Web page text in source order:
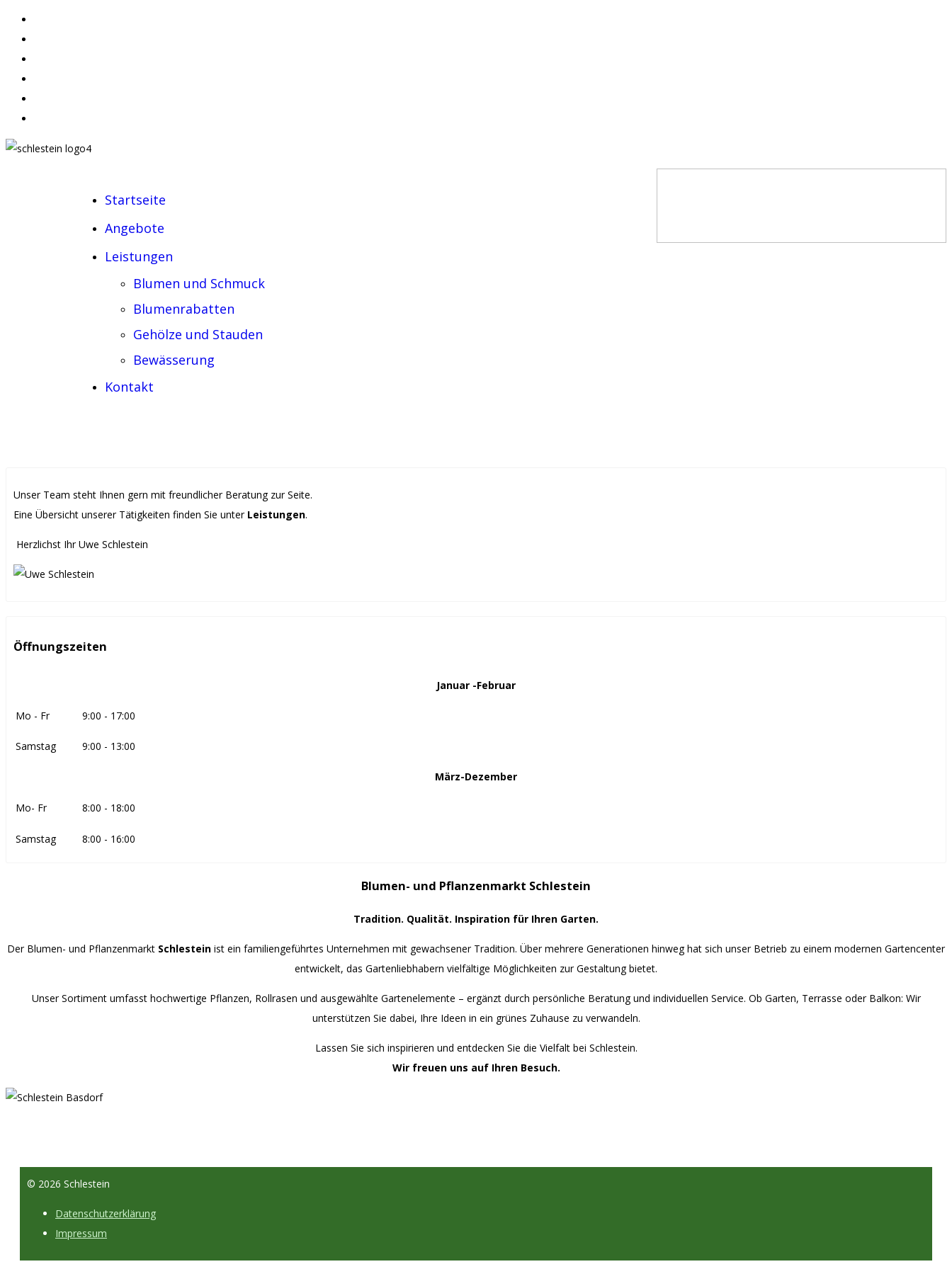
Startseite
Angebote
Leistungen
Blumen und Schmuck
Blumenrabatten
Gehölze und Stauden
Bewässerung
Kontakt
Unser Team steht Ihnen gern mit freundlicher Beratung zur Seite.
Eine Übersicht unserer Tätigkeiten finden Sie unter Leistungen.
Herzlichst Ihr Uwe Schlestein
Öffnungszeiten
Januar -Februar
Mo - Fr 9:00 - 17:00
Samstag 9:00 - 13:00
März-Dezember
Mo- Fr 8:00 - 18:00
Samstag 8:00 - 16:00
Blumen- und Pflanzenmarkt Schlestein
Tradition. Qualität. Inspiration für Ihren Garten.
Der Blumen- und Pflanzenmarkt Schlestein ist ein familiengeführtes Unternehmen mit gewachsener Tradition. Über mehrere Generationen hinweg hat sich unser Betrieb zu einem modernen Gartencenter
entwickelt, das Gartenliebhabern vielfältige Möglichkeiten zur Gestaltung bietet.
Unser Sortiment umfasst hochwertige Pflanzen, Rollrasen und ausgewählte Gartenelemente – ergänzt durch persönliche Beratung und individuellen Service. Ob Garten, Terrasse oder Balkon: Wir
unterstützen Sie dabei, Ihre Ideen in ein grünes Zuhause zu verwandeln.
Lassen Sie sich inspirieren und entdecken Sie die Vielfalt bei Schlestein.
Wir freuen uns auf Ihren Besuch.
© 2026 Schlestein
Datenschutzerklärung
Impressum